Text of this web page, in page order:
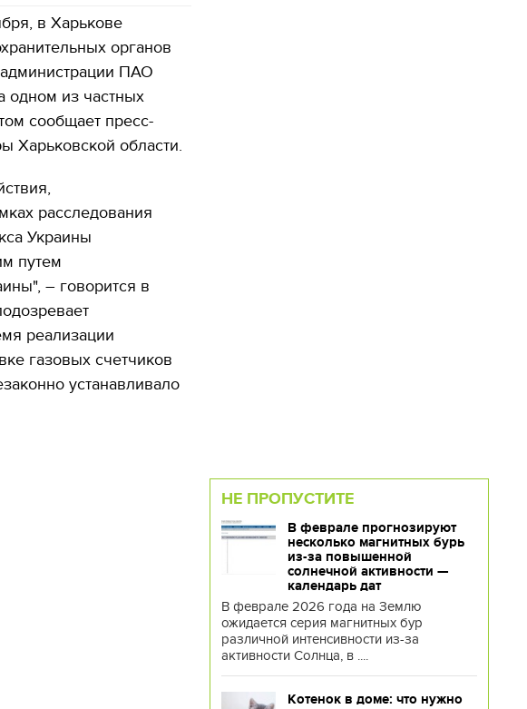
в Харькове
органов
ПАО
одном из частных
сообщает пресс-
Харьковской области.
расследования
Украины
путем
– говорится в
реализации
газовых счетчиков
устанавливало
НЕ ПРОПУСТИТЕ
В феврале прогнозируют
несколько магнитных бурь
из-за повышенной
солнечной активности —
календарь дат
В феврале 2026 года на Землю
ожидается серия магнитных бур
различной интенсивности из-за
активности Солнца, в ....
Котенок в доме: что нужно